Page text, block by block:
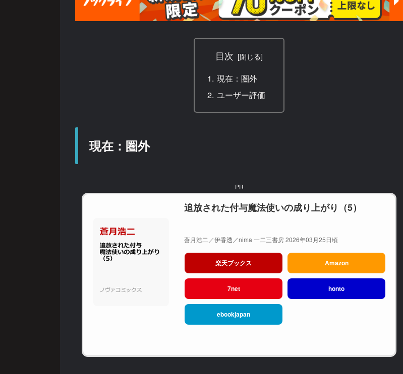
目次
現在：圏外
ユーザー評価
現在：圏外
PR
追放された付与魔法使いの成り上がり（5）
蒼月浩二／伊香透／nima 一二三書房 2026年03月25日頃
楽天ブックス Amazon
7net honto
ebookjapan